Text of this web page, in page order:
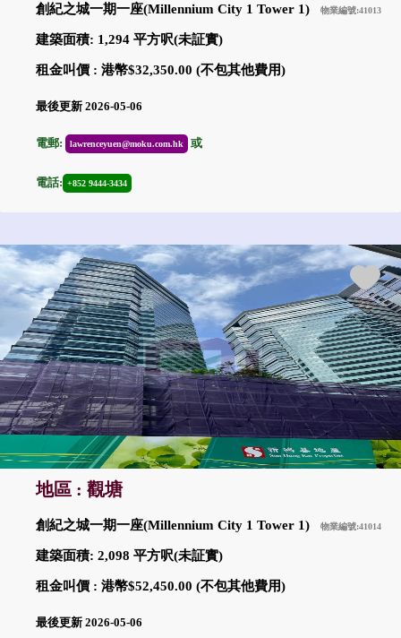
創紀之城一期一座(Millennium City 1 Tower 1) 物業編號:41013
建築面積: 1,294 平方呎(未証實)
租金叫價 : 港幣$32,350.00 (不包其他費用)
最後更新 2026-05-06
電郵: lawrenceyuen@moku.com.hk 或
電話: +852 9444-3434
地區 : 觀塘
創紀之城一期一座(Millennium City 1 Tower 1) 物業編號:41014
建築面積: 2,098 平方呎(未証實)
租金叫價 : 港幣$52,450.00 (不包其他費用)
最後更新 2026-05-06